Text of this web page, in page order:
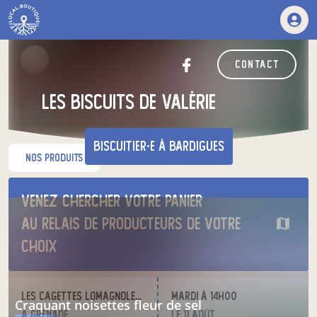
contact
les biscuits de Valérie
biscuitier·e à Bardigues
Venez chercher votre panier
au relais de producteurs de votre
choix
Les cagettes Lomagnoles / Animalia Family
à Grenade
mardi à 14h00
le 11 août
nos produits
craquant noisettes fleur de sel